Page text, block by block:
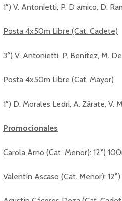
1°) V. Antonietti, P. D amico, D.
Posta 4x50m Libre (Cat. Cadete)
3°) V. Antonietti, P. Benítez, M.
Posta 4x50m Libre (Cat. Mayor)
1°) D. Morales Ledri, A. Zárate, V.
Promocionales
Carola Arno (Cat. Menor): 12°)
Valentín Ascaso (Cat. Menor):